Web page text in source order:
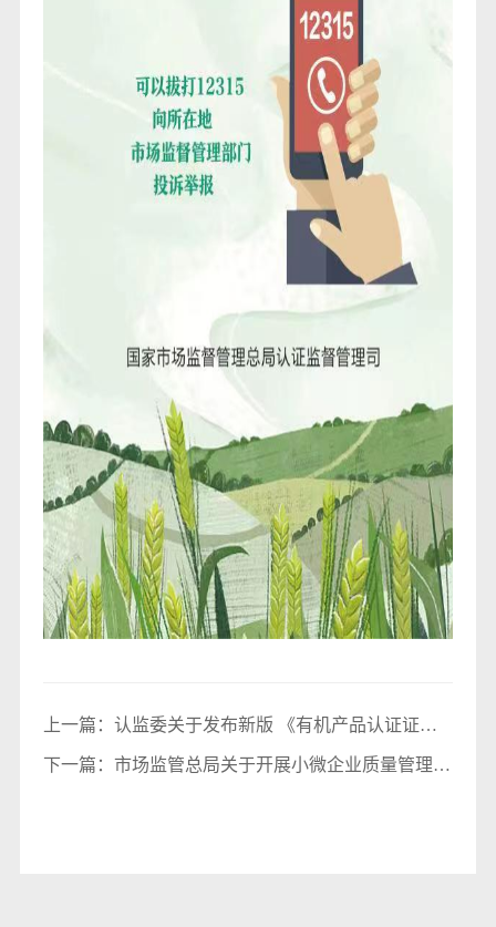
上一篇： 认监委关于发布新版 《有机产品认证证书
编号规则》和 《有机产品认证标志编码规则》的公
下一篇： 市场监管总局关于开展小微企业质量管理体